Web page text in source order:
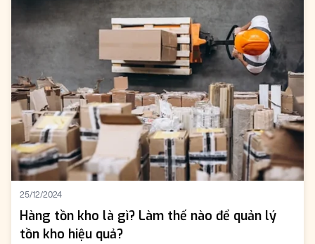
25/12/2024
Hàng tồn kho là gì? Làm thế nào để quản lý
tồn kho hiệu quả?